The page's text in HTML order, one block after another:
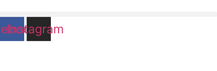
Inhalt
wechseln
Instagram